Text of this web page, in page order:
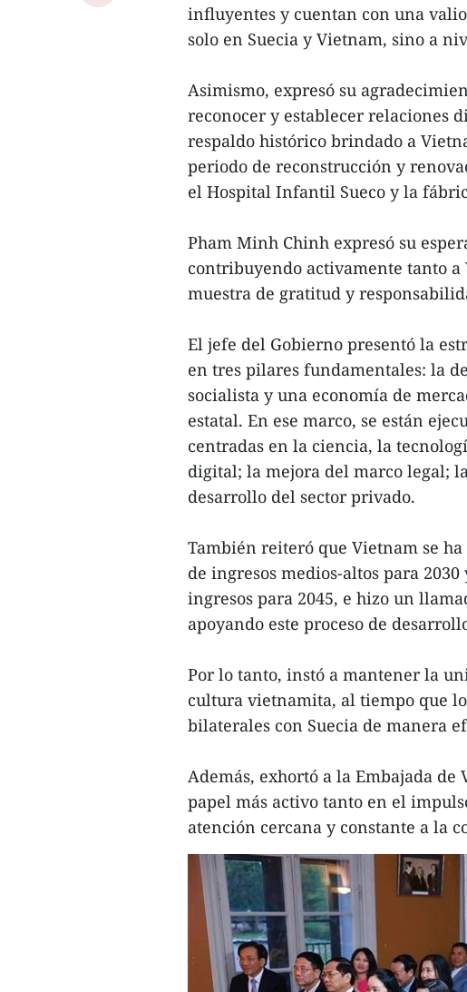
influyentes y cuentan con una
solo en Suecia y Vietnam, sino a
Asimismo, expresó su
reconocer y establecer relaciones
respaldo histórico brindado a
periodo de reconstrucción y
el Hospital Infantil Sueco y la
Pham Minh Chinh expresó su
contribuyendo activamente tanto
muestra de gratitud y
El jefe del Gobierno presentó la
en tres pilares fundamentales: la
socialista y una economía de
estatal. En ese marco, se están
centradas en la ciencia, la
digital; la mejora del marco legal;
desarrollo del sector privado.
También reiteró que Vietnam se
de ingresos medios-altos para
ingresos para 2045, e hizo un
apoyando este proceso de
Por lo tanto, instó a mantener la
cultura vietnamita, al tiempo que
bilaterales con Suecia de manera
Además, exhortó a la Embajada
papel más activo tanto en el
atención cercana y constante a la